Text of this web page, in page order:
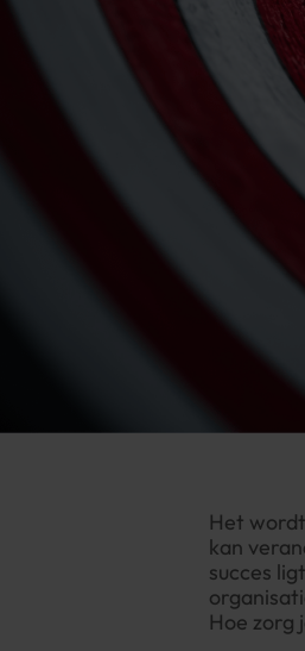
Het
kan
succes
Hoe zorg